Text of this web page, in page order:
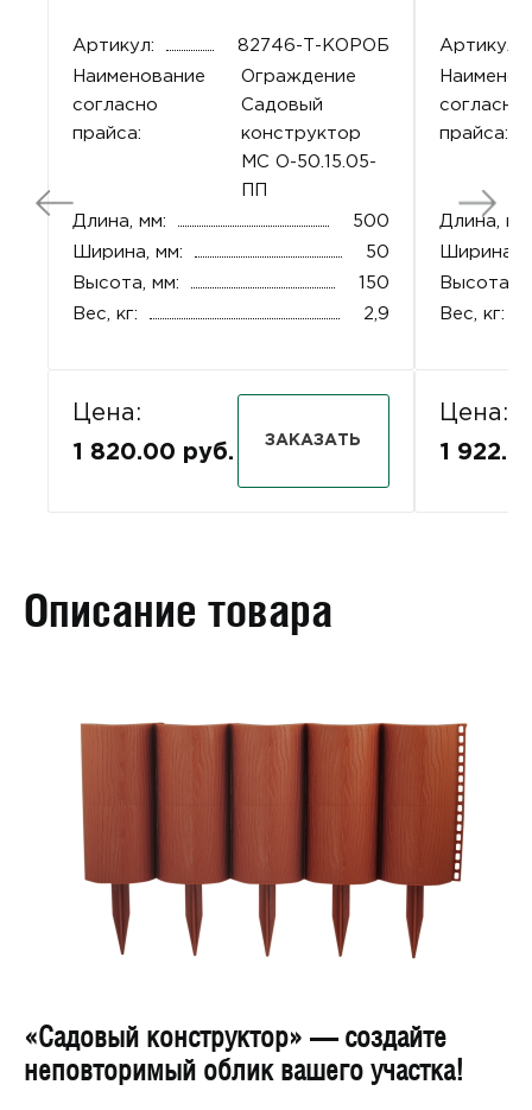
Артикул:
82746-Т-КОРОБ
Наименование
согласно
прайса:
Ограждение
Садовый
конструктор
МС О-50.15.05-
Длина, мм:
500
Ширина, мм:
50
Высота, мм:
150
Вес, кг:
2,9
Цена:
1 820.00 руб.
ЗАКАЗАТЬ
Артикул:
согласно
прайса:
Длина, мм:
Ширина,
Высота,
Вес, кг:
Цена:
1
Описание товара
«Садовый конструктор» — создайте
неповторимый облик вашего участка!